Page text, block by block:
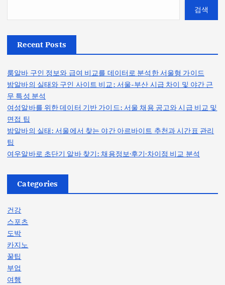
검색
Recent Posts
룸알바 구인 정보와 급여 비교를 데이터로 분석한 서울형 가이드
밤알바의 실태와 구인 사이트 비교: 서울-부산 시급 차이 및 야간 근
무 특성 분석
여성알바를 위한 데이터 기반 가이드: 서울 채용 공고와 시급 비교 및
면접 팁
밤알바의 실태: 서울에서 찾는 야간 아르바이트 추천과 시간표 관리
팁
여우알바로 초단기 알바 찾기: 채용정보·후기·차이점 비교 분석
Categories
건강
스포츠
도박
카지노
꿀팁
부업
여행